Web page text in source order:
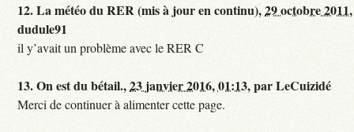
12.La météo du RER (mis à jour en continu),29 octobre
dudule91
il y’avait un problème avec le RER C
13.On est du bétail.,23 janvier 2016, 01:13,parLeCuizidé
Merci de continuer à alimenter cette page.